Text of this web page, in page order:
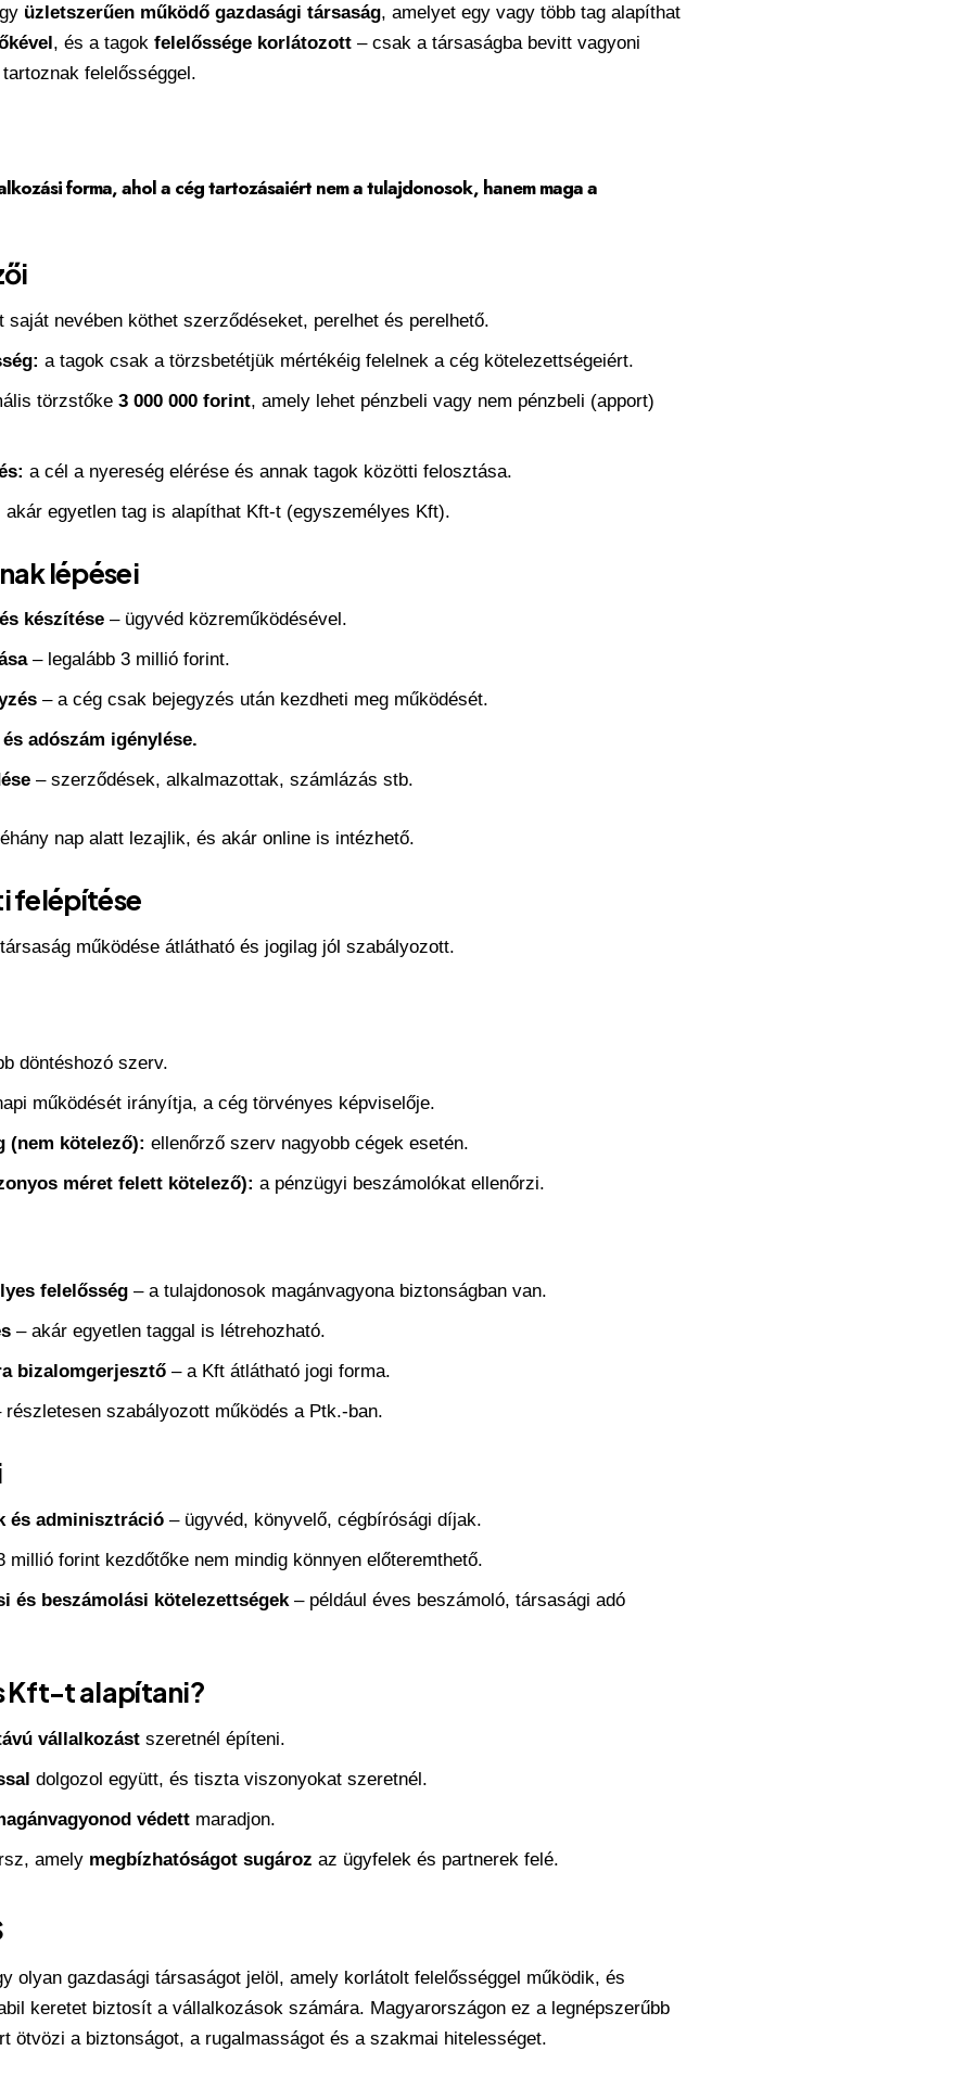
üzletszerűen működő gazdasági társaság, amelyet egy vagy több tag alapíthat
, és a tagok felelőssége korlátozott – csak a társaságba bevitt vagyoni
felelősséggel.
forma, ahol a cég tartozásaiért nem a tulajdonosok, hanem maga a
saját nevében köthet szerződéseket, perelhet és perelhető.
a tagok csak a törzsbetétjük mértékéig felelnek a cég kötelezettségeiért.
törzstőke 3 000 000 forint, amely lehet pénzbeli vagy nem pénzbeli (apport)
a cél a nyereség elérése és annak tagok közötti felosztása.
akár egyetlen tag is alapíthat Kft-t (egyszemélyes Kft).
lépései
készítése – ügyvéd közreműködésével.
– legalább 3 millió forint.
– a cég csak bejegyzés után kezdheti meg működését.
adószám igénylése.
– szerződések, alkalmazottak, számlázás stb.
nap alatt lezajlik, és akár online is intézhető.
felépítése
működése átlátható és jogilag jól szabályozott.
döntéshozó szerv.
működését irányítja, a cég törvényes képviselője.
(nem kötelező): ellenőrző szerv nagyobb cégek esetén.
méret felett kötelező): a pénzügyi beszámolókat ellenőrzi.
felelősség – a tulajdonosok magánvagyona biztonságban van.
– akár egyetlen taggal is létrehozható.
bizalomgerjesztő – a Kft átlátható jogi forma.
részletesen szabályozott működés a Ptk.-ban.
és adminisztráció – ügyvéd, könyvelő, cégbírósági díjak.
millió forint kezdőtőke nem mindig könnyen előteremthető.
és beszámolási kötelezettségek– például éves beszámoló, társasági adó
Kft-t alapítani?
vállalkozást szeretnél építeni.
dolgozol együtt, és tiszta viszonyokat szeretnél.
védett maradjon.
amely megbízhatóságot sugároz az ügyfelek és partnerek felé.
olyan gazdasági társaságot jelöl, amely korlátolt felelősséggel működik, és
keretet biztosít a vállalkozások számára. Magyarországon ez a legnépszerűbb
ötvözi a biztonságot, a rugalmasságot és a szakmai hitelességet.